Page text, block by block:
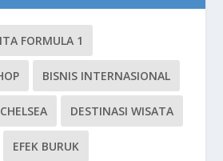
FORMULA 1
BISNIS INTERNASIONAL
CHELSEA DESTINASI WISATA
EFEK BURUK